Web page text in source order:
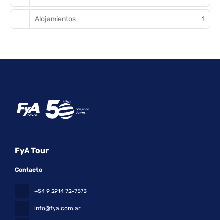
Alojamientos 1
FyA Tour
Contacto
+54 9 2914 72-7573
info@fya.com.ar